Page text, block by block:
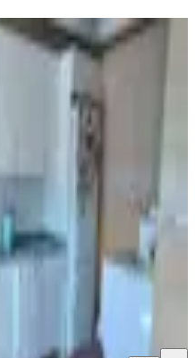
Avm Civarı Satılık
Mahallesi
02.08.2026
Durmuş Yaşar